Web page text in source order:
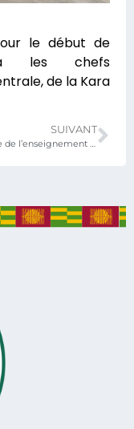
le début de
les chefs
de la Kara
SUIVANT
Le Ministre de l’enseignement technique et de l’artisanat a fait une descente sur le terrain